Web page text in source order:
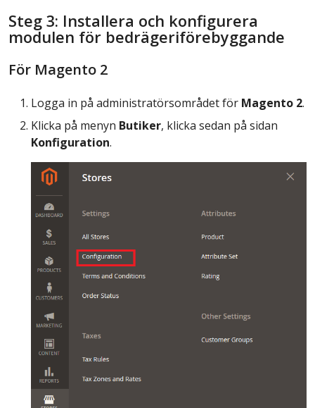
Steg 3: Installera och konfigurera
modulen för bedrägeriförebyggande
För Magento 2
Logga in på administratörsområdet för Magento 2.
Klicka på menyn Butiker, klicka sedan på sidan
Konfiguration.